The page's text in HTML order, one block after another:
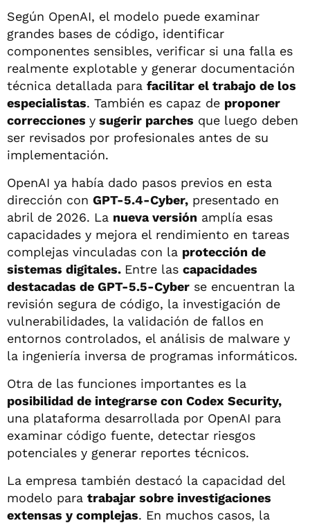
Según OpenAI, el modelo puede examinar
grandes bases de código, identificar
componentes sensibles, verificar si una falla es
realmente explotable y generar documentación
técnica detallada para facilitar el trabajo de los
especialistas. También es capaz de proponer
correcciones y sugerir parches que luego deben
ser revisados por profesionales antes de su
implementación.
OpenAI ya había dado pasos previos en esta
dirección con GPT-5.4-Cyber, presentado en
abril de 2026. La nueva versión amplía esas
capacidades y mejora el rendimiento en tareas
complejas vinculadas con la protección de
sistemas digitales. Entre las capacidades
destacadas de GPT-5.5-Cyber se encuentran la
revisión segura de código, la investigación de
vulnerabilidades, la validación de fallos en
entornos controlados, el análisis de malware y
la ingeniería inversa de programas informáticos.
Otra de las funciones importantes es la
posibilidad de integrarse con Codex Security,
una plataforma desarrollada por OpenAI para
examinar código fuente, detectar riesgos
potenciales y generar reportes técnicos.
La empresa también destacó la capacidad del
modelo para trabajar sobre investigaciones
extensas y complejas. En muchos casos, la